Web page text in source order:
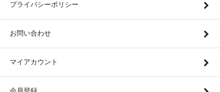
プライバシーポリシー
お問い合わせ
マイアカウント